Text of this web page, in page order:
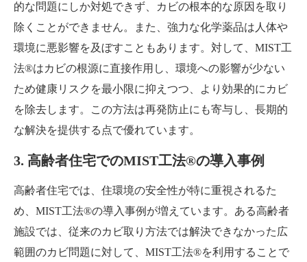
的な問題にしか対処できず、カビの根本的な原因を取り
除くことができません。また、強力な化学薬品は人体や
環境に悪影響を及ぼすこともあります。対して、MIST工
法®はカビの根源に直接作用し、環境への影響が少ない
ため健康リスクを最小限に抑えつつ、より効果的にカビ
を除去します。この方法は再発防止にも寄与し、長期的
な解決を提供する点で優れています。
3. 高齢者住宅でのMIST工法®の導入事例
高齢者住宅では、住環境の安全性が特に重視されるた
め、MIST工法®の導入事例が増えています。ある高齢者
施設では、従来のカビ取り方法では解決できなかった広
範囲のカビ問題に対して、MIST工法®を利用することで